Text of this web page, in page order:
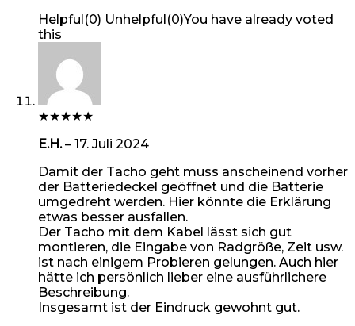
Helpful(0) Unhelpful(0)You have already voted
this
★★★★★
E.H.– 17. Juli 2024
Damit der Tacho geht muss anscheinend vorher
der Batteriedeckel geöffnet und die Batterie
umgedreht werden. Hier könnte die Erklärung
etwas besser ausfallen.
Der Tacho mit dem Kabel lässt sich gut
montieren, die Eingabe von Radgröße, Zeit usw.
ist nach einigem Probieren gelungen. Auch hier
hätte ich persönlich lieber eine ausführlichere
Beschreibung.
Insgesamt ist der Eindruck gewohnt gut.